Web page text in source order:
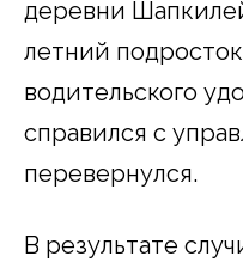
деревни
летний
водительского
справился с
перевернулся.
В результате